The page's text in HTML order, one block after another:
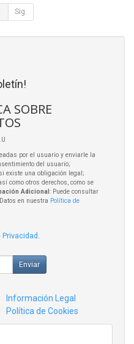
Sig.
SOBRE
por el usuario y enviarle la
del usuario;
existe una obligación legal;
como otros derechos, como se
Adicional : Puede consultar
en nuestra Política de
.
Enviar
Información Legal
Política de Cookies